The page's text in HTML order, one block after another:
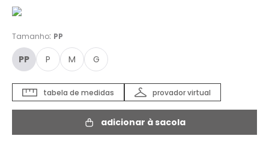
Tamanho: PP
PP P M G
provador virtual
tabela de medidas
adicionar à sacola